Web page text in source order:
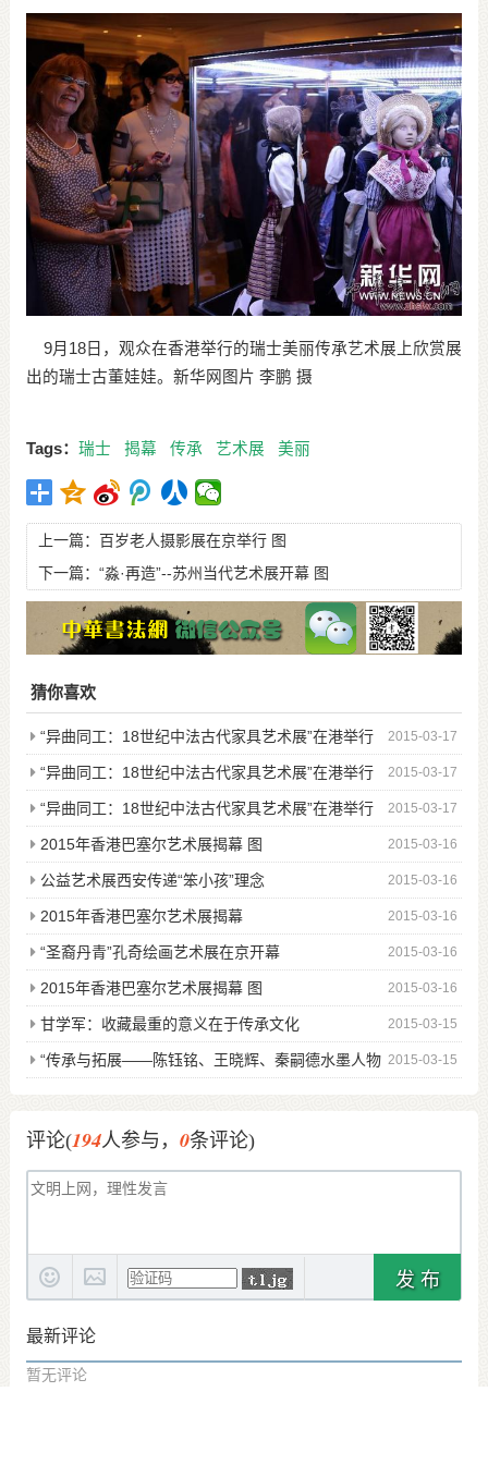
9月18日，观众在香港举行的瑞士美丽传承艺术展上欣赏展
出的瑞士古董娃娃。新华网图片 李鹏 摄
Tags： 瑞士 揭幕 传承 艺术展 美丽
上一篇： 百岁老人摄影展在京举行 图
下一篇： “淼·再造”--苏州当代艺术展开幕 图
猜你喜欢
2015-03-17
“异曲同工：18世纪中法古代家具艺术展”在港举行
图
2015-03-17
“异曲同工：18世纪中法古代家具艺术展”在港举行
2015-03-17
“异曲同工：18世纪中法古代家具艺术展”在港举行
图
2015-03-16
2015年香港巴塞尔艺术展揭幕 图
2015-03-16
公益艺术展西安传递“笨小孩”理念
2015-03-16
2015年香港巴塞尔艺术展揭幕
2015-03-16
“圣裔丹青”孔奇绘画艺术展在京开幕
2015-03-16
2015年香港巴塞尔艺术展揭幕 图
2015-03-15
甘学军：收藏最重的意义在于传承文化
2015-03-15
“传承与拓展——陈钰铭、王晓辉、秦嗣德水墨人物
评论(194人参与， 0条评论)
发 布
最新评论
暂无评论